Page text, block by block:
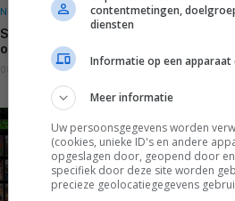
NIEUWS AUDIO HOOFDTELEFOONS
Sony komt met nieuwe draadloze
oordopjes WF-1000XM4
08 JUNI 2021
contentmetingen,
diensten
Informatie op een
Meer informatie
Uw persoonsgegevens worden
(cookies, unieke ID's en andere
opgeslagen door, geopend door
specifiek door deze site worden
precieze geolocatiegegevens